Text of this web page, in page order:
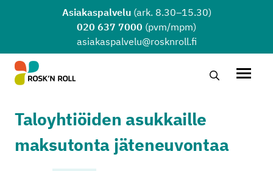
Siirry sisältöönAsiakaspalvelu(ark. 8.30–15.30)
020 637 7000 (pvm/mpm)
asiakaspalvelu@rosknroll.fi
Hae…Avaa
Taloyhtiöiden asukkaille
maksutonta jäteneuvontaa